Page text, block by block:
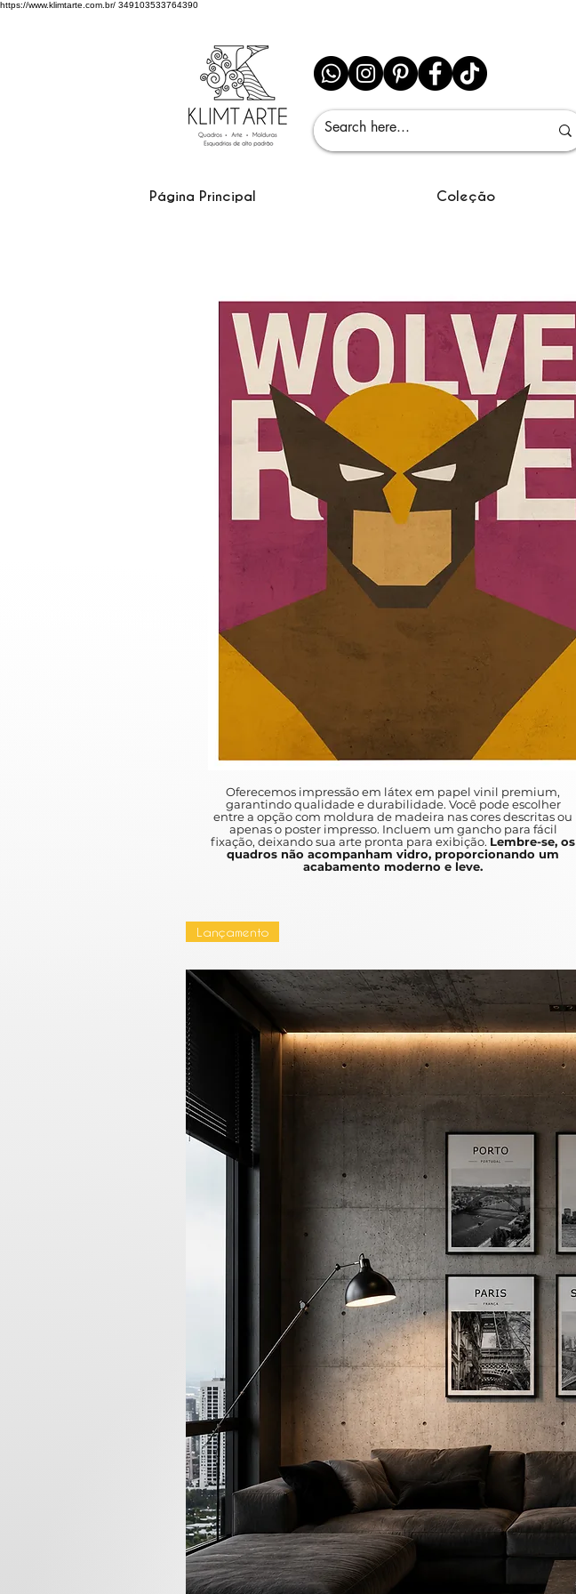
https://www.klimtarte.com.br/ 349103533764390
Página Principal Coleção
Oferecemos impressão em látex em papel vinil premium,
garantindo qualidade e durabilidade. Você pode escolher
entre a opção com moldura de madeira nas cores descritas ou
apenas o poster impresso. Incluem um gancho para fácil
fixação, deixando sua arte pronta para exibição. Lembre-se, os
quadros não acompanham vidro, proporcionando um
acabamento moderno e leve.
Lançamento